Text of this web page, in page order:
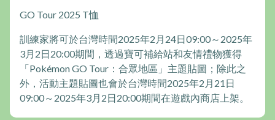
GO Tour 2025 T恤
訓練家將可於台灣時間2025年2月24日09:00～2025年
3月2日20:00期間，透過寶可補給站和友情禮物獲得
「Pokémon GO Tour：合眾地區」主題貼圖；除此之
外，活動主題貼圖也會於台灣時間2025年2月21日
09:00～2025年3月2日20:00期間在遊戲內商店上架。